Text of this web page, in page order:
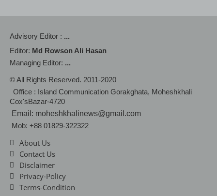
Advisory Editor : ...
Editor: Md Rowson Ali Hasan
Managing Editor: ...
© All Rights Reserved. 2011-2020
Office : Island Communication Gorakghata, Moheshkhali
Cox'sBazar-4720
Email: moheshkhalinews@gmail.com
Mob: +88 01829-322322
About Us
Contact Us
Disclaimer
Privacy-Policy
Terms-Condition